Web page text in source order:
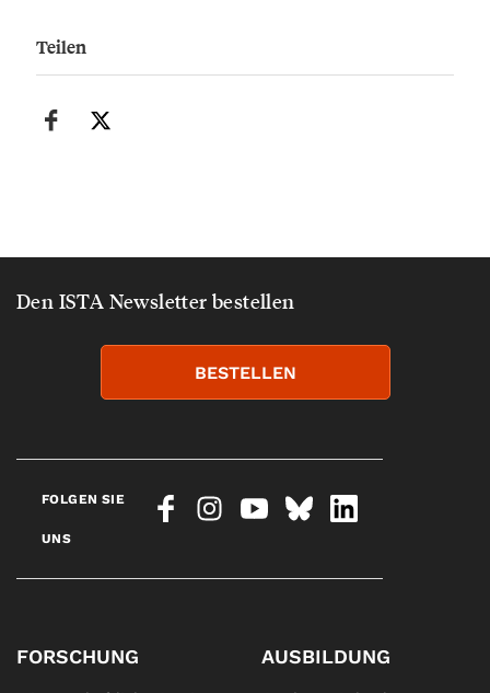
Teilen
Den ISTA Newsletter bestellen
BESTELLEN
FOLGEN SIE
UNS
FORSCHUNG AUSBILDUNG